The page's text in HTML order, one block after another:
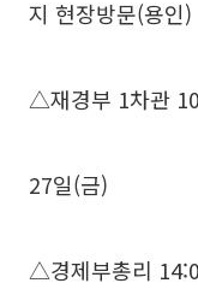
지 현장방문(용인)
△재경부 1차관
27일(금)
△경제부총리